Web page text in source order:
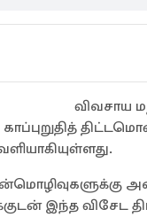
விவசாய
இந்த விசேட